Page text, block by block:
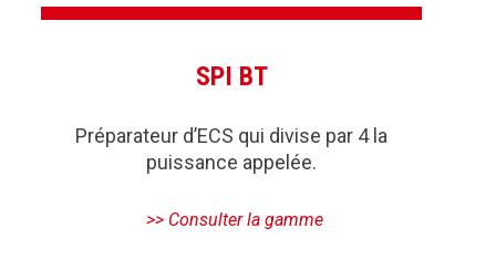
SPI BT
Préparateur d’ECS qui divise par 4 la
puissance appelée.